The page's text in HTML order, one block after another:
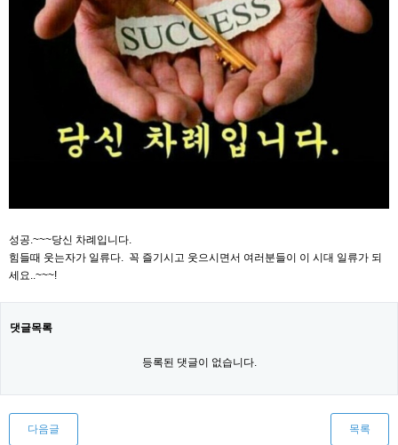
성공.~~~당신 차례입니다.
힘들때 웃는자가 일류다. 꼭 즐기시고 웃으시면서 여러분들이 이 시대 일류가 되
세요..~~~!
댓글목록
등록된 댓글이 없습니다.
다음글 목록